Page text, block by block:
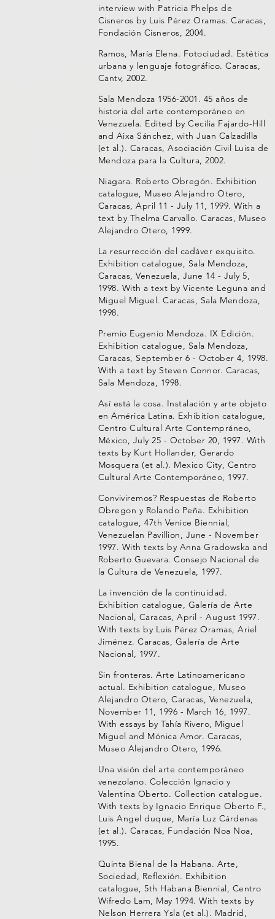
interview with Patricia Phelps de
Cisneros by Luis Pérez Oramas. Caracas,
Fondación Cisneros, 2004.
Ramos, María Elena. Fotociudad. Estética
urbana y lenguaje fotográfico. Caracas,
Cantv, 2002.
Sala Mendoza 1956-2001. 45 años de
historia del arte contemporáneo en
Venezuela. Edited by Cecilia Fajardo-Hill
and Aixa Sánchez, with Juan Calzadilla
(et al.). Caracas, Asociación Civil Luisa de
Mendoza para la Cultura, 2002.
Niagara. Roberto Obregón. Exhibition
catalogue, Museo Alejandro Otero,
Caracas, April 11 - July 11, 1999. With a
text by Thelma Carvallo. Caracas, Museo
Alejandro Otero, 1999.
La resurrección del cadáver exquisito.
Exhibition catalogue, Sala Mendoza,
Caracas, Venezuela, June 14 - July 5,
1998. With a text by Vicente Leguna and
Miguel Miguel. Caracas, Sala Mendoza,
1998.
Premio Eugenio Mendoza. IX Edición.
Exhibition catalogue, Sala Mendoza,
Caracas, September 6 - October 4, 1998.
With a text by Steven Connor. Caracas,
Sala Mendoza, 1998.
Así está la cosa. Instalación y arte objeto
en América Latina. Exhibition catalogue,
Centro Cultural Arte Contempráneo,
México, July 25 - October 20, 1997. With
texts by Kurt Hollander, Gerardo
Mosquera (et al.). Mexico City, Centro
Cultural Arte Contemporáneo, 1997.
Conviviremos? Respuestas de Roberto
Obregon y Rolando Peña. Exhibition
catalogue, 47th Venice Biennial,
Venezuelan Pavillion, June - November
1997. With texts by Anna Gradowska and
Roberto Guevara. Consejo Nacional de
la Cultura de Venezuela, 1997.
La invención de la continuidad.
Exhibition catalogue, Galería de Arte
Nacional, Caracas, April - August 1997.
With texts by Luis Pérez Oramas, Ariel
Jiménez. Caracas, Galería de Arte
Nacional, 1997.
Sin fronteras. Arte Latinoamericano
actual. Exhibition catalogue, Museo
Alejandro Otero, Caracas, Venezuela,
November 11, 1996 - March 16, 1997.
With essays by Tahía Rivero, Miguel
Miguel and Mónica Amor. Caracas,
Museo Alejandro Otero, 1996.
Una visión del arte contemporáneo
venezolano. Colección Ignacio y
Valentina Oberto. Collection catalogue.
With texts by Ignacio Enrique Oberto F.,
Luis Angel duque, María Luz Cárdenas
(et al.). Caracas, Fundación Noa Noa,
1995.
Quinta Bienal de la Habana. Arte,
Sociedad, Reflexión. Exhibition
catalogue, 5th Habana Biennial, Centro
Wifredo Lam, May 1994. With texts by
Nelson Herrera Ysla (et al.). Madrid,